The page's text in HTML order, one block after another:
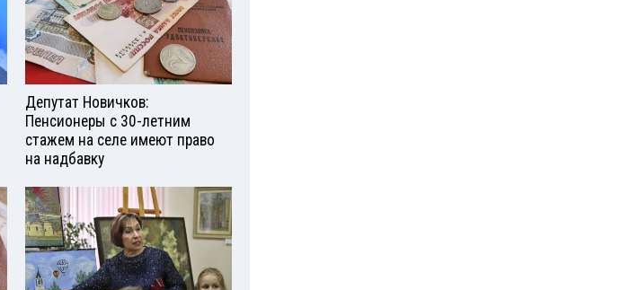
Депутат Новичков:
Пенсионеры с 30-летним
стажем на селе имеют право
на надбавку